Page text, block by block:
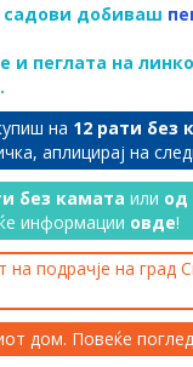
садови добиваш
пеглата на
на 12 рати без
аплицирај на
без камата или од
информации овде!
подрачје на град
дом. Повеќе